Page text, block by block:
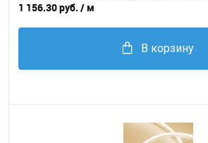
1 156.30 руб. / м
В корзину